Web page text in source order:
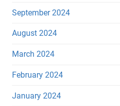
September 2024
August 2024
March 2024
February 2024
January 2024